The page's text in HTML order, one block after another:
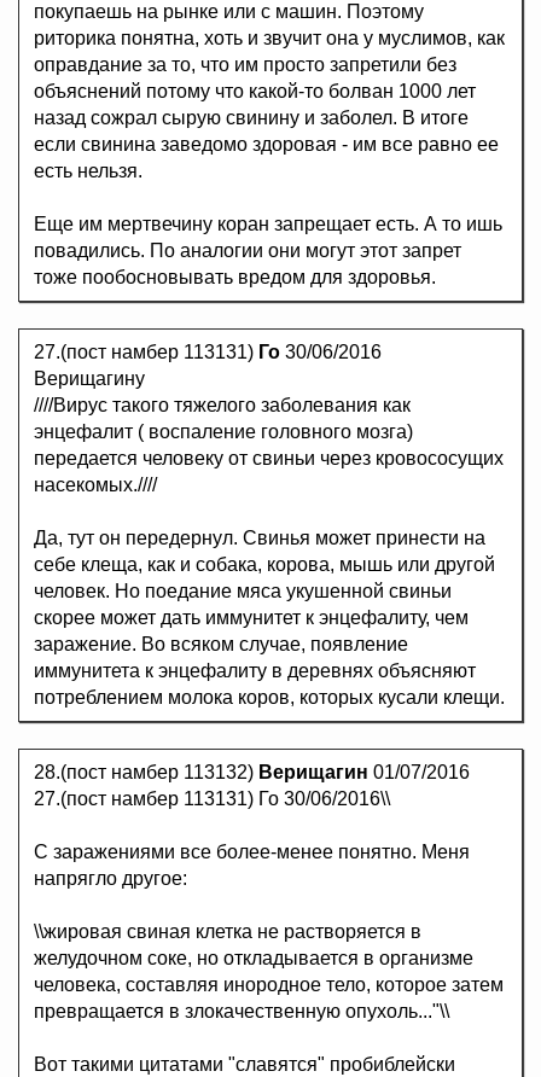
покупаешь на рынке или с машин. Поэтому
риторика понятна, хоть и звучит она у муслимов, как
оправдание за то, что им просто запретили без
объяснений потому что какой-то болван 1000 лет
назад сожрал сырую свинину и заболел. В итоге
если свинина заведомо здоровая - им все равно ее
есть нельзя.
Еще им мертвечину коран запрещает есть. А то ишь
повадились. По аналогии они могут этот запрет
тоже пообосновывать вредом для здоровья.
27.(пост намбер 113131) Го 30/06/2016
Верищагину
////Вирус такого тяжелого заболевания как
энцефалит ( воспаление головного мозга)
передается человеку от свиньи через кровососущих
насекомых.////
Да, тут он передернул. Свинья может принести на
себе клеща, как и собака, корова, мышь или другой
человек. Но поедание мяса укушенной свиньи
скорее может дать иммунитет к энцефалиту, чем
заражение. Во всяком случае, появление
иммунитета к энцефалиту в деревнях объясняют
потреблением молока коров, которых кусали клещи.
28.(пост намбер 113132) Верищагин 01/07/2016
27.(пост намбер 113131) Го 30/06/2016\\
С заражениями все более-менее понятно. Меня
напрягло другое:
\\жировая свиная клетка не растворяется в
желудочном соке, но откладывается в организме
человека, составляя инородное тело, которое затем
превращается в злокачественную опухоль..."\\
Вот такими цитатами "славятся" пробиблейски